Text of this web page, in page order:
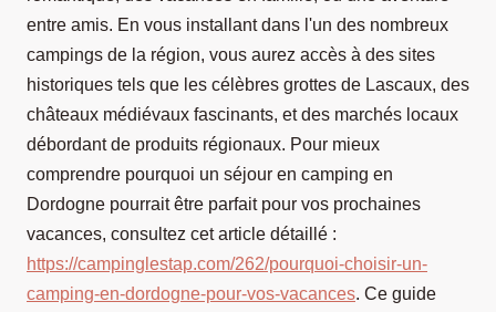
entre amis. En vous installant dans l'un des nombreux
campings de la région, vous aurez accès à des sites
historiques tels que les célèbres grottes de Lascaux, des
châteaux médiévaux fascinants, et des marchés locaux
débordant de produits régionaux. Pour mieux
comprendre pourquoi un séjour en camping en
Dordogne pourrait être parfait pour vos prochaines
vacances, consultez cet article détaillé :
https://campinglestap.com/262/pourquoi-choisir-un-
camping-en-dordogne-pour-vos-vacances. Ce guide